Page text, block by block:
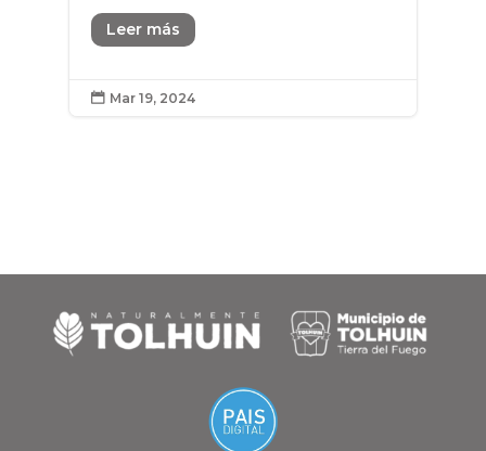
Leer más
 Mar 19, 2024